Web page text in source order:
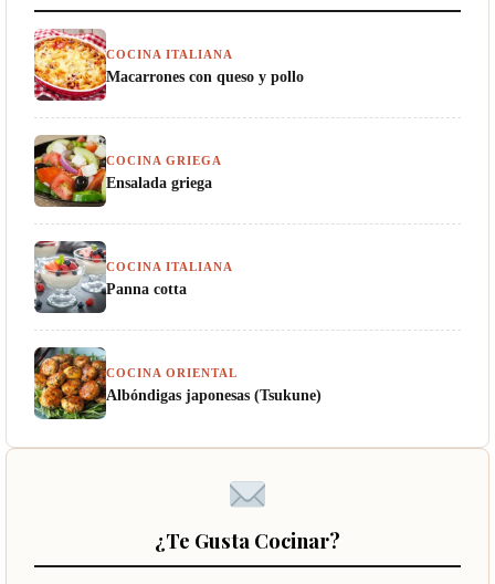
COCINA ITALIANA
Macarrones con queso y pollo
COCINA GRIEGA
Ensalada griega
COCINA ITALIANA
Panna cotta
COCINA ORIENTAL
Albóndigas japonesas (Tsukune)
¿Te Gusta Cocinar?